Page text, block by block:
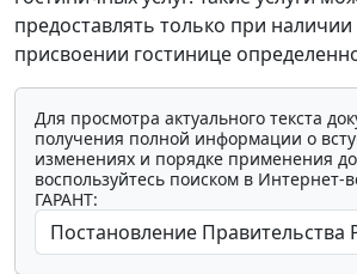
предоставлять только при наличии
присвоении гостинице
Для просмотра актуального текста
получения полной информации о
изменениях и порядке применения
воспользуйтесь поиском в Интернет-
ГАРАНТ: